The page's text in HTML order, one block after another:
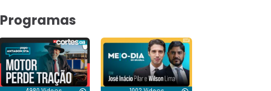
Programas